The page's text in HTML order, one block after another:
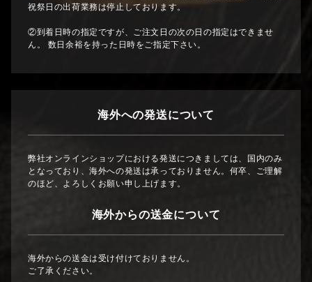
祝祭日の出荷業務は停止しております。
②到着日時の指定ですが、ご注文日の次の日の指定はできませ
ん。 数日余裕を持った日時をご指定下さい。
海外への発送について
弊社オンラインショップにおける発送につきましては、国内のみ
となっており、海外への発送は承っておりません。何卒、ご理解
のほど、よろしくお願い申し上げます。
海外からの送金について
海外からの送金は受け付けておりません。
ご了承ください。